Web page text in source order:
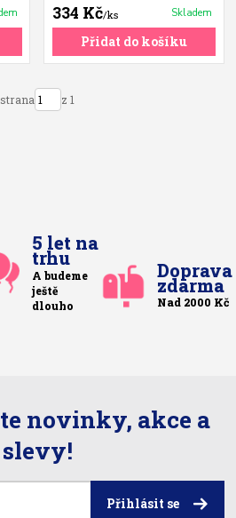
334 Kč/ks Skladem
Přidat do košíku
strana z 1
5 let na
trhu
A budeme
ještě
dlouho
Doprava
zdarma
Nad 2000 Kč
novinky, akce a
slevy!
Přihlásit se